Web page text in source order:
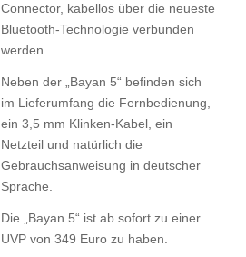
Connector, kabellos über die neueste
Bluetooth-Technologie verbunden
werden.
Neben der „Bayan 5“ befinden sich
im Lieferumfang die Fernbedienung,
ein 3,5 mm Klinken-Kabel, ein
Netzteil und natürlich die
Gebrauchsanweisung in deutscher
Sprache.
Die „Bayan 5“ ist ab sofort zu einer
UVP von 349 Euro zu haben.